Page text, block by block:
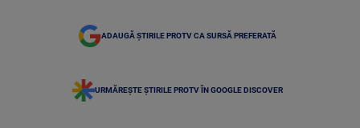
ADAUGĂ ȘTIRILE PROTV CA SURSĂ PREFERATĂ
URMĂREȘTE ȘTIRILE PROTV ÎN GOOGLE DISCOVER